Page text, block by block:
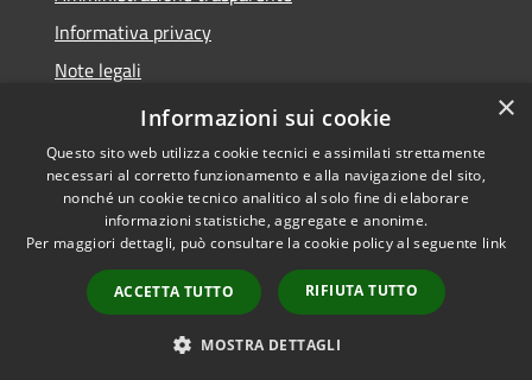
Informativa privacy
Note legali
Dichiarazione di accessibilità
Accessibilità
Copyright © 2026 • Comune di
Pompiano • Powered by
Municipium•
Accesso
redazione
×
Informazioni sui cookie
Questo sito web utilizza cookie tecnici e assimilati strettamente
necessari al corretto funzionamento e alla navigazione del sito,
nonché un cookie tecnico analitico al solo fine di elaborare
informazioni statistiche, aggregate e anonime.
Per maggiori dettagli, può consultare la cookie policy al seguente link
ACCETTA TUTTO RIFIUTA TUTTO
MOSTRA DETTAGLI